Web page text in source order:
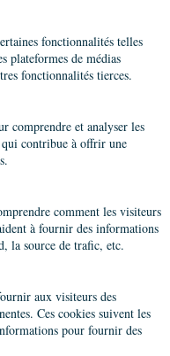
fonctionnalités telles
plateformes de médias
fonctionnalités tierces.
comprendre et analyser les
qui contribue à offrir une
comment les visiteurs
à fournir des informations
la source de trafic, etc.
aux visiteurs des
Ces cookies suivent les
pour fournir des